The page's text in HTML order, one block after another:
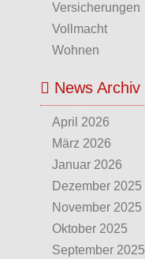
Versicherungen
Vollmacht
Wohnen
News Archiv
April 2026
März 2026
Januar 2026
Dezember 2025
November 2025
Oktober 2025
September 2025